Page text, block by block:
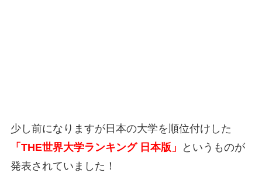
少し前になりますが日本の大学を順位付けした
「THE世界大学ランキング 日本版」
というものが
発表されていました！